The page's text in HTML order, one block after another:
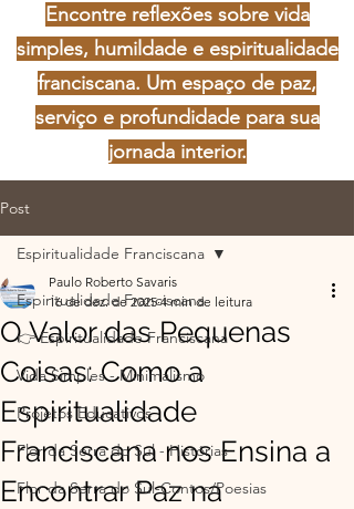
Encontre reflexões sobre vida
simples, humildade e espiritualidade
franciscana. Um espaço de paz,
serviço e profundidade para sua
jornada interior.
Post
Espiritualidade Franciscana
👉 Espiritualidade Franciscana
Vida Simples - Minimalismo
Projetos Educativos
Flor da Serra do Sul - Histórias
Flor da Serra do Sul-Contos/Poesias
Espiritualidade Franciscana
O Valor das Pequenas
Coisas: Como a
Espiritualidade
Franciscana nos Ensina a
Encontrar Paz na
Paulo Roberto Savaris
16 de dez. de 2025 4 min de leitura